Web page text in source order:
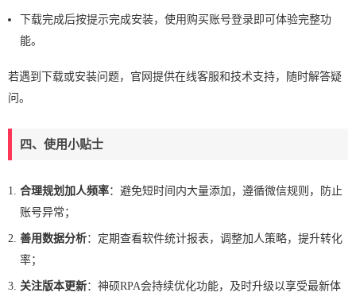
下载完成后按提示完成安装，使用购买账号登录即可体验完整功
能。
若遇到下载或安装问题，官网提供在线客服和技术支持，随时解答疑
问。
四、使用小贴士
合理规划加人频率：避免短时间内大量添加，遵循微信规则，防止
账号异常；
善用数据分析：定期查看软件统计报表，调整加人策略，提升转化
率；
关注版本更新：神硕RPA会持续优化功能，及时升级以享受最新体